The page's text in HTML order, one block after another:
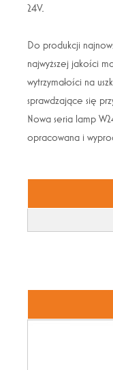
24V.
Do produkcji
najwyższej jakości
wytrzymałości na
sprawdzające się
Nowa seria lamp
opracowana i